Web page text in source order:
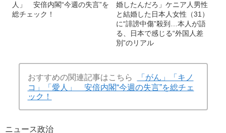
人」 安倍内閣“今週の失言”を
総チェック！
婚したんだろ」ケニア人男性
と結婚した日本人女性（31）
に“誹謗中傷”殺到…本人が語
る、日本で感じる“外国人差
別”のリアル
おすすめの関連記事はこちら
「がん」「キノ
コ」「愛人」 安倍内閣“今週の失言”を総チェ
ック！
ニュース政治